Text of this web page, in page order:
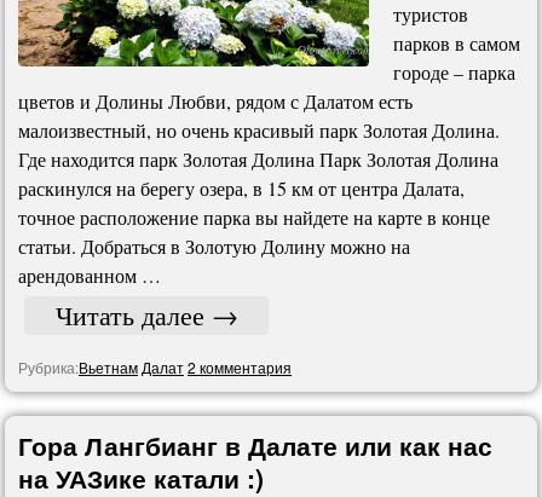
туристов
парков в самом
городе – парка
цветов и Долины Любви, рядом с Далатом есть
малоизвестный, но очень красивый парк Золотая Долина.
Где находится парк Золотая Долина Парк Золотая Долина
раскинулся на берегу озера, в 15 км от центра Далата,
точное расположение парка вы найдете на карте в конце
статьи. Добраться в Золотую Долину можно на
арендованном …
Читать далее →
Рубрика:Вьетнам Далат2 комментария
Гора Лангбианг в Далате или как нас
на УАЗике катали :)